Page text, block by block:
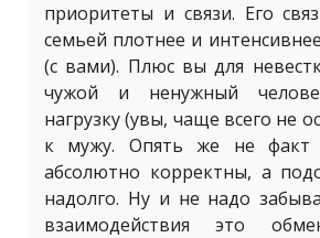
приоритеты и связи. Его
семьей плотнее и
(с вами). Плюс вы для
чужой и ненужный
нагрузку (увы, чаще всего не
к мужу. Опять же не
абсолютно корректны, а
надолго. Ну и не надо
взаимодействия это